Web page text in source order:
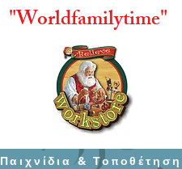
"Worldfamilytime"
Παιχνίδια & Τοποθέτηση